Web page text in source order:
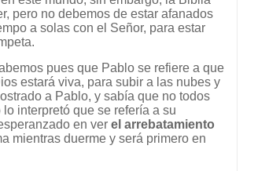
pero no debemos de estar afanados
a solas con el Señor, para estar
pues que Pablo se refiere a que
estará viva, para subir a las nubes y
a Pablo, y sabía que no todos
interpretó que se refería a su
en ver el arrebatamiento
mientras duerme y será primero en